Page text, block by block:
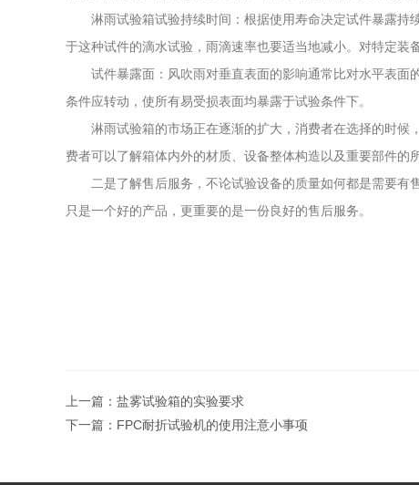
淋雨试验箱试验持续时间：根据使用寿命决定试件暴露持
于这种试件的滴水试验，雨滴速率也要适当地减小。对特定装
试件暴露面：风吹雨对垂直表面的影响通常比对水平表面
条件应转动，使所有易受损表面均暴露于试验条件下。
淋雨试验箱的市场正在逐渐的扩大，消费者在选择的时候
费者可以了解箱体内外的材质、设备整体构造以及重要部件的
二是了解售后服务，不论试验设备的质量如何都是需要有
只是一个好的产品，更重要的是一份良好的售后服务。
上一篇： 盐雾试验箱的实验要求
下一篇： FPC耐折试验机的使用注意小事项